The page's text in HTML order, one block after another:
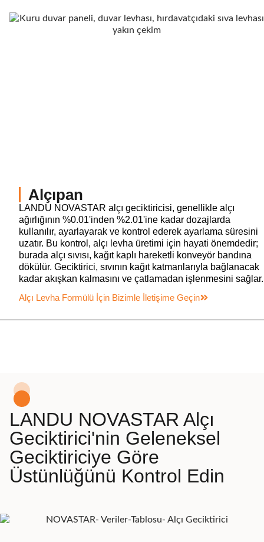
Alçıpan
LANDU NOVASTAR alçı geciktiricisi, genellikle alçı
ağırlığının %0.01'inden %2.01'ine kadar dozajlarda
kullanılır, ayarlayarak ve kontrol ederek ayarlama süresini
uzatır. Bu kontrol, alçı levha üretimi için hayati önemdedir;
burada alçı sıvısı, kağıt kaplı hareketli konveyör bandına
dökülür. Geciktirici, sıvının kağıt katmanlarıyla bağlanacak
kadar akışkan kalmasını ve çatlamadan işlenmesini sağlar.
Alçı Levha Formülü İçin Bizimle İletişime Geçin
LANDU NOVASTAR Alçı
Geciktirici'nin Geleneksel
Geciktiriciye Göre
Üstünlüğünü Kontrol Edin